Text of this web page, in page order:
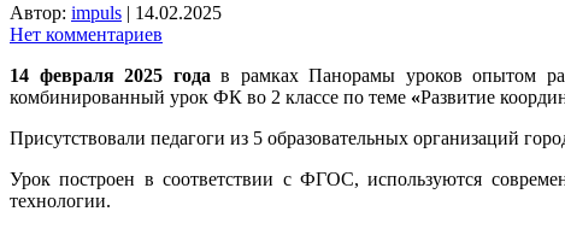
Автор: impuls | 14.02.2025
Нет комментариев
14 февраля 2025 года в рамках Панорамы уроков опытом
комбинированный урок ФК во 2 классе по теме «Развитие
Присутствовали педагоги из 5 образовательных организаций
Урок построен в соответствии с ФГОС, используются
технологии.